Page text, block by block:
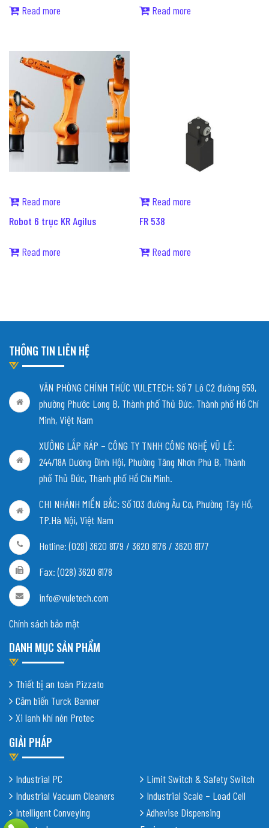
Read more Read more
Read more
Robot 6 trục KR Agilus
Read more
Read more
FR 538
Read more
THÔNG TIN LIÊN HỆ
VĂN PHÒNG CHÍNH THỨC VULETECH: Số 7 Lô C2 đường 659,
phường Phước Long B, Thành phố Thủ Đức, Thành phố Hồ Chí
Minh, Việt Nam
XƯỞNG LẮP RÁP – CÔNG TY TNHH CÔNG NGHỆ VŨ LÊ:
244/18A Dương Đình Hội, Phường Tăng Nhơn Phú B, Thành
phố Thủ Đức, Thành phố Hồ Chí Minh.
CHI NHÁNH MIỀN BẮC: Số 103 đường Âu Cơ, Phường Tây Hồ,
TP.Hà Nội, Việt Nam
Hotline: (028) 3620 8179 / 3620 8176 / 3620 8177
Fax: (028) 3620 8178
info@vuletech.com
Chính sách bảo mật
DANH MỤC SẢN PHẨM
Thiết bị an toàn Pizzato
Cảm biến Turck Banner
Xi lanh khí nén Protec
GIẢI PHÁP
Industrial PC
Industrial Vacuum Cleaners
Intelligent Conveying
Limit Switch & Safety Switch
Industrial Scale – Load Cell
Adhevise Dispensing